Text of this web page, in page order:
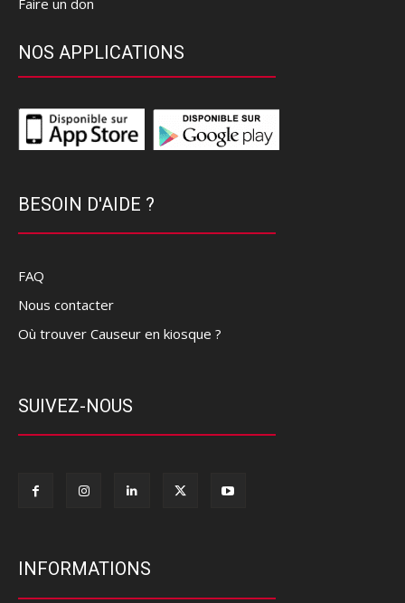
NOS APPLICATIONS
BESOIN D'AIDE ?
FAQ
Nous contacter
Où trouver Causeur en kiosque ?
SUIVEZ-NOUS
INFORMATIONS